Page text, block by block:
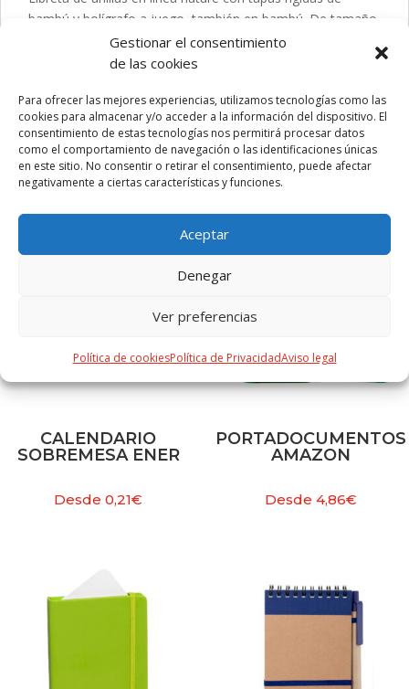
Gestionar el consentimiento
de las cookies
Para ofrecer las mejores experiencias, utilizamos tecnologías como las
cookies para almacenar y/o acceder a la información del dispositivo. El
consentimiento de estas tecnologías nos permitirá procesar datos
como el comportamiento de navegación o las identificaciones únicas
en este sitio. No consentir o retirar el consentimiento, puede afectar
negativamente a ciertas características y funciones.
Aceptar
Denegar
Ver preferencias
Política de cookiesPolítica de PrivacidadAviso legal
bambú y bolígrafo a juego, también en bambú. De tamaño
compacto, con elástico de cierre en elegante color negro.
Incluye 70 hojas con disposición a una raya y diseño eco.
PRODUCTOS RELACIONADOS
CALENDARIO
SOBREMESA ENER
Desde0,21€
PORTADOCUMENTOS
AMAZON
Desde 4,86€